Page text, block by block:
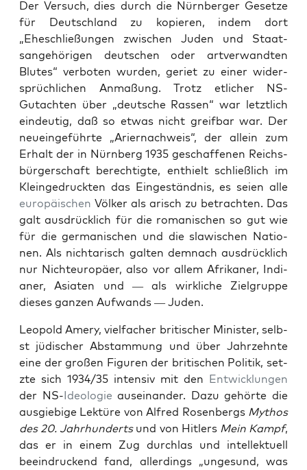
Der Ver­such, dies durch die Nürn­berg­er Geset­ze
für Deutsch­land zu kopieren, indem dort
„Eheschließun­gen zwis­chen Juden und Staat­
sange­höri­gen deutschen oder artver­wandten
Blutes“ ver­boten wur­den, geri­et zu ein­er wider­
sprüch­lichen Anmaßung. Trotz etlich­er NS-
Gutacht­en über „deutsche Rassen“ war let­ztlich
ein­deutig, daß so etwas nicht greif­bar war. Der
neueinge­führte „Ari­er­nach­weis“, der allein zum
Erhalt der in Nürn­berg 1935 geschaf­fe­nen Reichs­
bürg­er­schaft berechtigte, enthielt schließlich im
Kleinge­druck­ten das Eingeständ­nis, es seien alle
europäis­chen Völk­er als arisch zu betra­cht­en. Das
galt aus­drück­lich für die roman­is­chen so gut wie
für die ger­man­is­chen und die slaw­is­chen Natio­
nen. Als nichtarisch gal­ten dem­nach aus­drück­lich
nur Nich­teu­ropäer, also vor allem Afrikan­er, Indi­
an­er, Asi­at­en und — als wirk­liche Ziel­gruppe
dieses ganzen Aufwands — Juden.
Leopold Amery, vielfach­er britis­ch­er Min­is­ter, selb­
st jüdis­ch­er Abstam­mung und über Jahrzehnte
eine der großen Fig­uren der britis­chen Poli­tik, set­
zte sich 1934/35 inten­siv mit den Entwick­lun­gen
der NS-Ide­olo­gie auseinan­der. Dazu gehörte die
aus­giebige Lek­türe von Alfred Rosen­bergs Mythos
des 20. Jahrhun­dertsund von Hitlers Mein Kampf,
das er in einem Zug durch­las und intellek­tuell
beein­druck­end fand, allerd­ings „unge­sund, was